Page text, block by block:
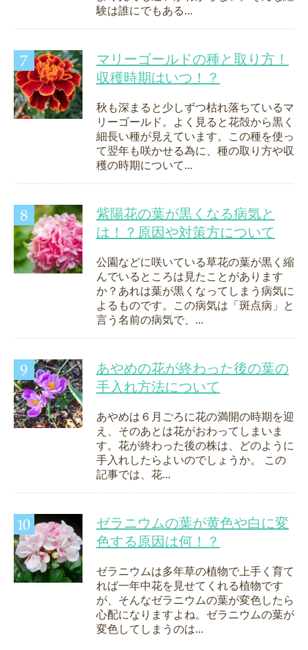
験は誰にでもある...
マリーゴールドの種と取り方！
収穫時期はいつ！？
秋も深まると少しずつ枯れ落ちているマ
リーゴールド。よく見ると花殻から黒く
細長い種が見えています。この種を使っ
て翌年も咲かせる為に、種の取り方や収
穫の時期について...
紫陽花の葉が黒くなる病気と
は！？原因や対策方について
公園などに咲いている草花の葉が黒く縮
んでいるところは見たことがあります
か？あれは葉が黒くなってしまう病気に
よるものです。この病気は「斑点病」と
言う名前の病気で、...
あやめの花が終わった後の葉の
手入れ方法について
あやめは６月ごろに花の満開の時期を迎
え、そのあとは花がおわってしまいま
す。花が終わった後の株は、どのように
手入れしたらよいのでしょうか。 この
記事では、花...
ゼラニウムの葉が黄色や白に変
色する原因は何！？
ゼラニウムは多年草の植物で上手く育て
れば一年中花を見せてくれる植物です
が、そんなゼラニウムの葉が変色したら
心配になりますよね。ゼラニウムの葉が
変色してしまうのは...